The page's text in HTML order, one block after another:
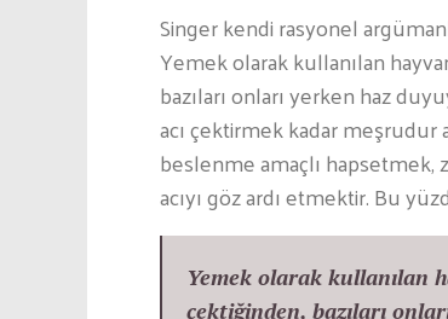
Singer kendi rasyonel
Yemek olarak kullanılan
bazıları onları yerken haz
acı çektirmek kadar
beslenme amaçlı
acıyı göz ardı etmektir. Bu
Yemek olarak kullanılan
çektiğinden, bazıları